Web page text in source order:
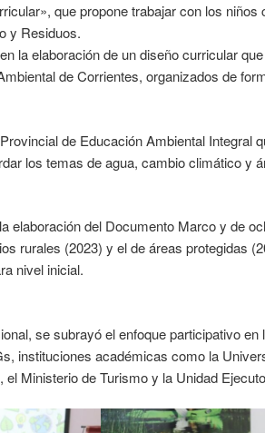
que propone trabajar con los niños
y Residuos.
la elaboración de un diseño curricular
de Corrientes, organizados de
de Educación Ambiental Integral
los temas de agua, cambio climático y
elaboración del Documento Marco y de
rurales (2023) y el de áreas protegidas
nivel inicial.
se subrayó el enfoque participativo en
instituciones académicas como la
Ministerio de Turismo y la Unidad